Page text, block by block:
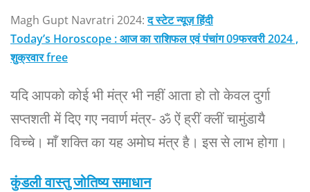
Magh Gupt Navratri 2024:द स्टेट न्यूज़ हिंदी
Today’s Horoscope : आज का राशिफल एवं पंचांग 09फरवरी 2024 ,
शुक्रवार free
यदि आपको कोई भी मंत्र भी नहीं आता हो तो केवल दुर्गा
सप्तशती में दिए गए नवार्ण मंत्र- ॐ ऐं ह्रीं क्लीं चामुंडायै
विच्चे। माँ शक्ति का यह अमोघ मंत्र है। इस से लाभ होगा।
कुंडली वास्तु जोतिष्य समाधान